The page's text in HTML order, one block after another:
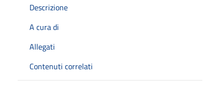
Descrizione
A cura di
Allegati
Contenuti correlati